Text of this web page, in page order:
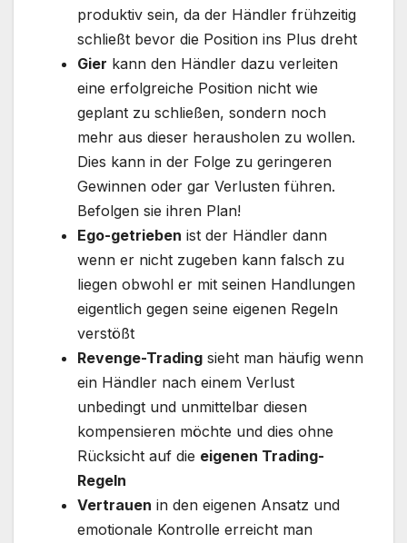
produktiv sein, da der Händler frühzeitig
schließt bevor die Position ins Plus dreht
Gier kann den Händler dazu verleiten
eine erfolgreiche Position nicht wie
geplant zu schließen, sondern noch
mehr aus dieser herausholen zu wollen.
Dies kann in der Folge zu geringeren
Gewinnen oder gar Verlusten führen.
Befolgen sie ihren Plan!
Ego-getrieben ist der Händler dann
wenn er nicht zugeben kann falsch zu
liegen obwohl er mit seinen Handlungen
eigentlich gegen seine eigenen Regeln
verstößt
Revenge-Trading sieht man häufig wenn
ein Händler nach einem Verlust
unbedingt und unmittelbar diesen
kompensieren möchte und dies ohne
Rücksicht auf die eigenen Trading-
Regeln
Vertrauen in den eigenen Ansatz und
emotionale Kontrolle erreicht man